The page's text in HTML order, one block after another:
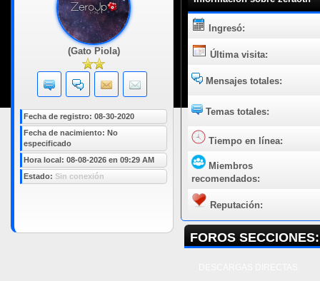
(Gato Piola)
Fecha de registro: 08-30-2020
Fecha de nacimiento: No
especificado
Hora local: 08-08-2026 en 09:29 AM
Estado: Sin conexión
Ingresó:
Última visita:
Mensajes totales:
Temas totales:
Tiempo en línea:
Miembros
recomendados:
Reputación:
FOROS SECCIONES: